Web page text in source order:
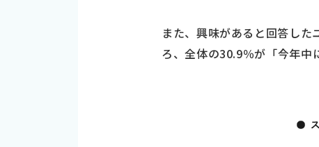
また、興味があると回答し
ろ、全体の30.9％が「今年中